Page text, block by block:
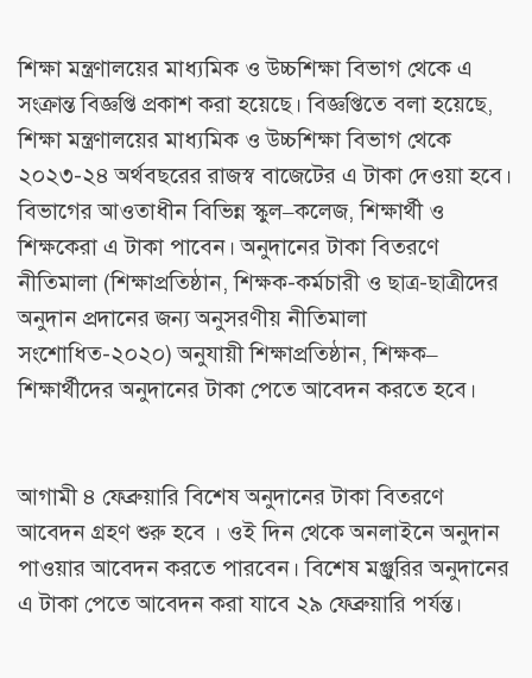
শিক্ষা মন্ত্রণালয়ের মাধ্যমিক ও উচ্চশিক্ষা বিভাগ থেকে এ
সংক্রান্ত বিজ্ঞপ্তি প্রকাশ করা হয়েছে। বিজ্ঞপ্তিতে বলা হয়েছে,
শিক্ষা মন্ত্রণালয়ের মাধ্যমিক ও উচ্চশিক্ষা বিভাগ থেকে
২০২৩-২৪ অর্থবছরের রাজস্ব বাজেটের এ টাকা দেওয়া হবে।
বিভাগের আওতাধীন বিভিন্ন স্কুল–কলেজ, শিক্ষার্থী ও
শিক্ষকেরা এ টাকা পাবেন। অনুদানের টাকা বিতরণে
নীতিমালা (শিক্ষাপ্রতিষ্ঠান, শিক্ষক-কর্মচারী ও ছাত্র-ছাত্রীদের
অনুদান প্রদানের জন্য অনুসরণীয় নীতিমালা
সংশোধিত-২০২০) অনুযায়ী শিক্ষাপ্রতিষ্ঠান, শিক্ষক–
শিক্ষার্থীদের অনুদানের টাকা পেতে আবেদন করতে হবে।
আগামী ৪ ফেব্রুয়ারি বিশেষ অনুদানের টাকা বিতরণে
আবেদন গ্রহণ শুরু হবে । ওই দিন থেকে অনলাইনে অনুদান
পাওয়ার আবেদন করতে পারবেন। বিশেষ মঞ্জুরির অনুদানের
এ টাকা পেতে আবেদন করা যাবে ২৯ ফেব্রুয়ারি পর্যন্ত।